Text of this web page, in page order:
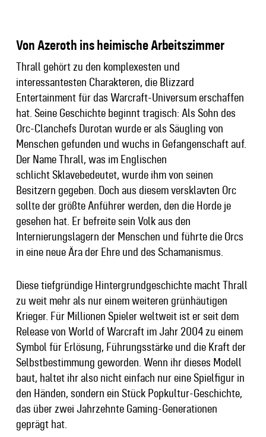
Von Azeroth ins heimische Arbeitszimmer
Thrall gehört zu den komplexesten und
interessantesten Charakteren, die Blizzard
Entertainment für das Warcraft-Universum erschaffen
hat. Seine Geschichte beginnt tragisch: Als Sohn des
Orc-Clanchefs Durotan wurde er als Säugling von
Menschen gefunden und wuchs in Gefangenschaft auf.
Der Name Thrall, was im Englischen
schlicht Sklavebedeutet, wurde ihm von seinen
Besitzern gegeben. Doch aus diesem versklavten Orc
sollte der größte Anführer werden, den die Horde je
gesehen hat. Er befreite sein Volk aus den
Internierungslagern der Menschen und führte die Orcs
in eine neue Ära der Ehre und des Schamanismus.
Diese tiefgründige Hintergrundgeschichte macht Thrall
zu weit mehr als nur einem weiteren grünhäutigen
Krieger. Für Millionen Spieler weltweit ist er seit dem
Release von World of Warcraft im Jahr 2004 zu einem
Symbol für Erlösung, Führungsstärke und die Kraft der
Selbstbestimmung geworden. Wenn ihr dieses Modell
baut, haltet ihr also nicht einfach nur eine Spielfigur in
den Händen, sondern ein Stück Popkultur-Geschichte,
das über zwei Jahrzehnte Gaming-Generationen
geprägt hat.